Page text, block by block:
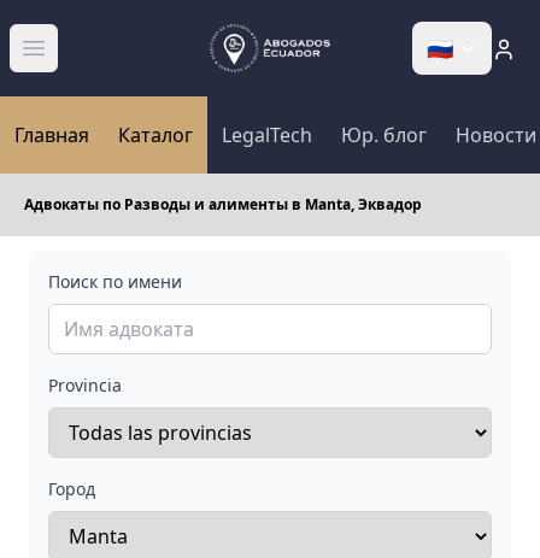
Abrir menú 🇷🇺
Главная Каталог LegalTech Юр. блог Новости
Адвокаты по Разводы и алименты в Manta, Эквадор
Поиск по имени
Provincia
Город